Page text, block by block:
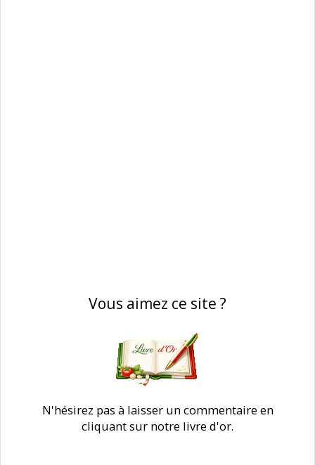
Vous aimez ce site ?
N'hésirez pas à laisser un commentaire en
cliquant sur notre livre d'or.